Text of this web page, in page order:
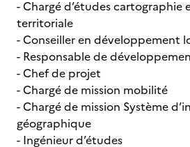
- Chargé d’études
territoriale
- Conseiller en développement
- Responsable de
- Chef de projet
- Chargé de mission mobilité
- Chargé de mission Système
géographique
- Ingénieur d’études